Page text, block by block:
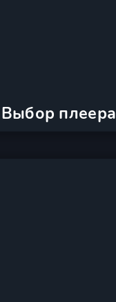
Выбор плеера